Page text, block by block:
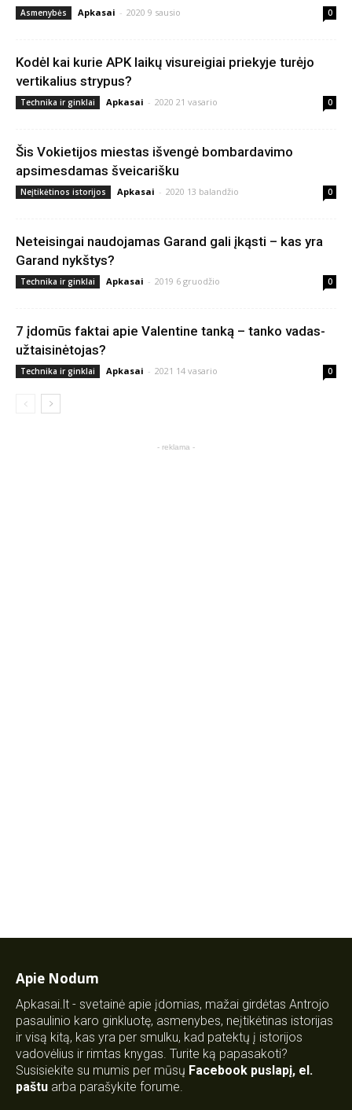
Asmenybės Apkasai - 2020 9 sausio 0
Kodėl kai kurie APK laikų visureigiai priekyje turėjo
vertikalius strypus?
Technika ir ginklai Apkasai - 2020 21 vasario 0
Šis Vokietijos miestas išvengė bombardavimo
apsimesdamas šveicarišku
Neįtikėtinos istorijos Apkasai - 2020 13 balandžio 0
Neteisingai naudojamas Garand gali įkąsti – kas yra
Garand nykštys?
Technika ir ginklai Apkasai - 2019 6 gruodžio 0
7 įdomūs faktai apie Valentine tanką – tanko vadas-
užtaisinėtojas?
Technika ir ginklai Apkasai - 2021 14 vasario 0
- reklama -
Apie Nodum
Apkasai.lt - svetainė apie įdomias, mažai girdėtas Antrojo
pasaulinio karo ginkluotę, asmenybes, neįtikėtinas istorijas
ir visą kitą, kas yra per smulku, kad patektų į istorijos
vadovėlius ir rimtas knygas. Turite ką papasakoti?
Susisiekite su mumis per mūsų Facebook puslapį, el.
paštu arba parašykite forume.